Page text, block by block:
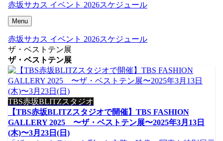
赤坂サカス イベント 2026スケジュール
Menu
赤坂サカス イベント 2026スケジュール
ザ・ベストテン展
ザ・ベストテン展
TBS赤坂BLITZスタジオ
【TBS赤坂BLITZスタジオで開催】TBS FASHION
GALLERY 2025 〜ザ・ベストテン展〜2025年3月13日
(木)〜3月23日(日)